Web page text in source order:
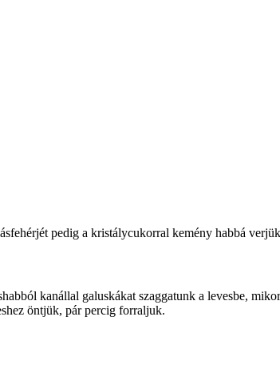
pedig a kristálycukorral kemény habbá
kanállal galuskákat szaggatunk a levesbe,
öntjük, pár percig forraljuk.